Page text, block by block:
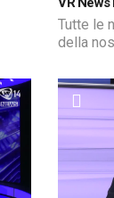
Tutte le
della